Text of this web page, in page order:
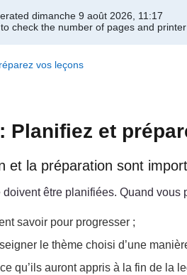
dimanche 9 août 2026, 11:17
check the number of pages and printer
vos leçons
Planifiez et
et la préparation sont
être planifiées. Quand
savoir pour progresser ;
le thème choisi d’une
qu’ils auront appris à la fin de la